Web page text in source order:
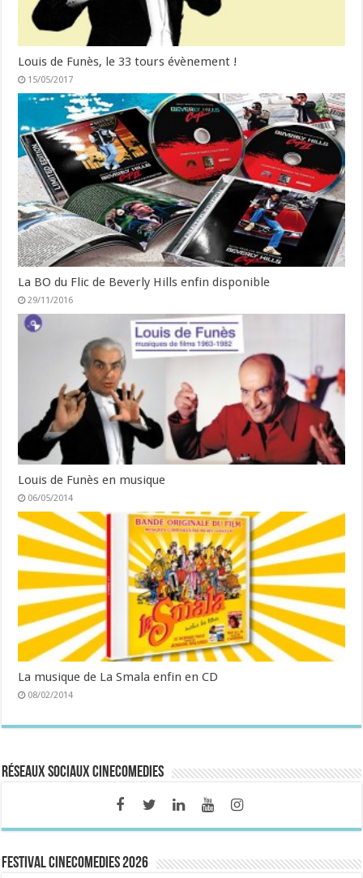
Louis de Funès, le 33 tours évènement !
15/05/2017
La BO du Flic de Beverly Hills enfin disponible
29/11/2016
Louis de Funès en musique
06/05/2014
La musique de La Smala enfin en CD
08/02/2014
Réseaux sociaux CineComedies
FESTIVAL CINECOMEDIES 2026